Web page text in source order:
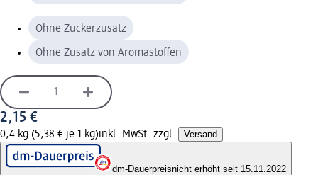
Ohne Zuckerzusatz
Ohne Zusatz von Aromastoffen
2,15 €
0,4 kg (5,38 € je 1 kg)inkl. MwSt. zzgl. Versand
dm-Dauerpreisnicht erhöht seit 15.11.2022